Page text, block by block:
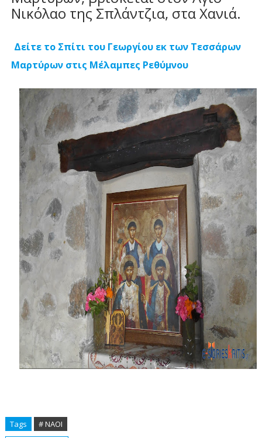
Νικόλαο της Σπλάντζια, στα Χανιά.
Δείτε το Σπίτι του Γεωργίου εκ των Τεσσάρων
Μαρτύρων στις Μέλαμπες Ρεθύμνου
Tags
# ΝΑΟΙ